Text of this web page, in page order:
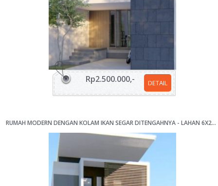
DETAIL
Rp2.500.000,-
RUMAH MODERN DENGAN KOLAM IKAN SEGAR DITENGAHNYA - LAHAN 6X20M [KODE 215]